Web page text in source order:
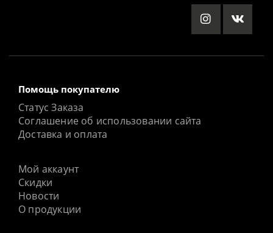
Помощь покупателю
Статус Заказа
Соглашение об использовании сайта
Доставка и оплата
Мой аккаунт
Скидки
Новости
О продукции